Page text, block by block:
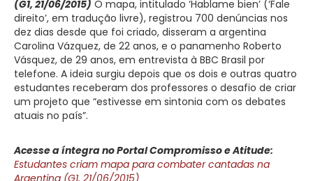
(G1, 21/06/2015) O mapa, intitulado ‘Hablame bien’ (‘Fale
direito’, em tradução livre), registrou 700 denúncias nos
dez dias desde que foi criado, disseram a argentina
Carolina Vázquez, de 22 anos, e o panamenho Roberto
Vásquez, de 29 anos, em entrevista à BBC Brasil por
telefone. A ideia surgiu depois que os dois e outras quatro
estudantes receberam dos professores o desafio de criar
um projeto que “estivesse em sintonia com os debates
atuais no país”.
Acesse a íntegra no Portal Compromisso e Atitude:
Estudantes criam mapa para combater cantadas na
Argentina (G1, 21/06/2015)